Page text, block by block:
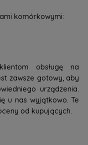
komórkowymi:
obsługę na
zawsze gotowy, aby
urządzenia.
u nas wyjątkowo. Te
od kupujących.